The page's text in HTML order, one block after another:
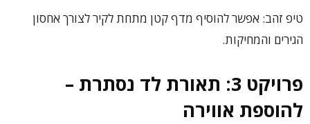
טיפ זהב: אפשר להוסיף מדף קטן מתחת לקיר לצורך אחסון
הגירים והמחיקות.
פרויקט 3: תאורת לד נסתרת –
להוספת אווירה